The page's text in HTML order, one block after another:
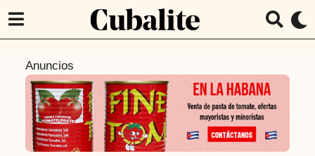
Anuncios